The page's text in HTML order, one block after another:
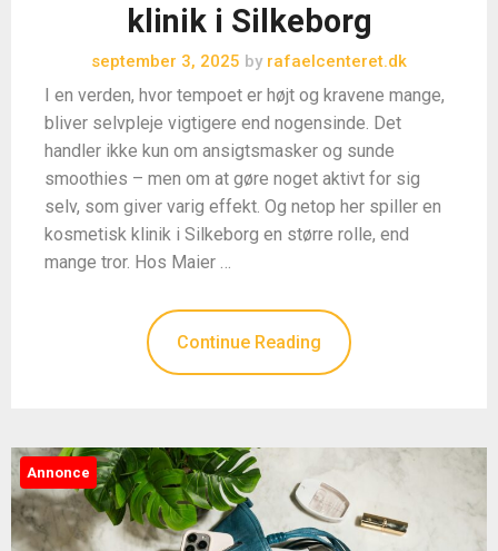
klinik i Silkeborg
september 3, 2025 by rafaelcenteret.dk
I en verden, hvor tempoet er højt og kravene mange,
bliver selvpleje vigtigere end nogensinde. Det
handler ikke kun om ansigtsmasker og sunde
smoothies – men om at gøre noget aktivt for sig
selv, som giver varig effekt. Og netop her spiller en
kosmetisk klinik i Silkeborg en større rolle, end
mange tror. Hos Maier …
Continue Reading
Annonce